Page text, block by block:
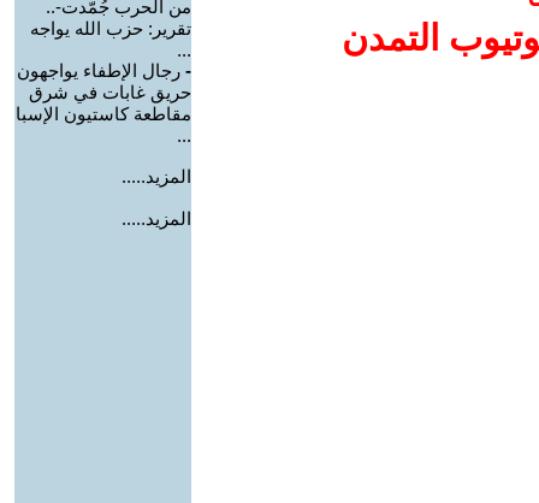
التمدن
من الحرب جُمّدت-..
تقرير: حزب الله يواجه
...
- رجال الإطفاء يواجهون
حريق غابات في شرق
مقاطعة كاستيون الإسبا
...
المزيد.....
المزيد.....